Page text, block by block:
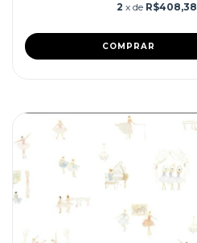
2 x de R$408,38